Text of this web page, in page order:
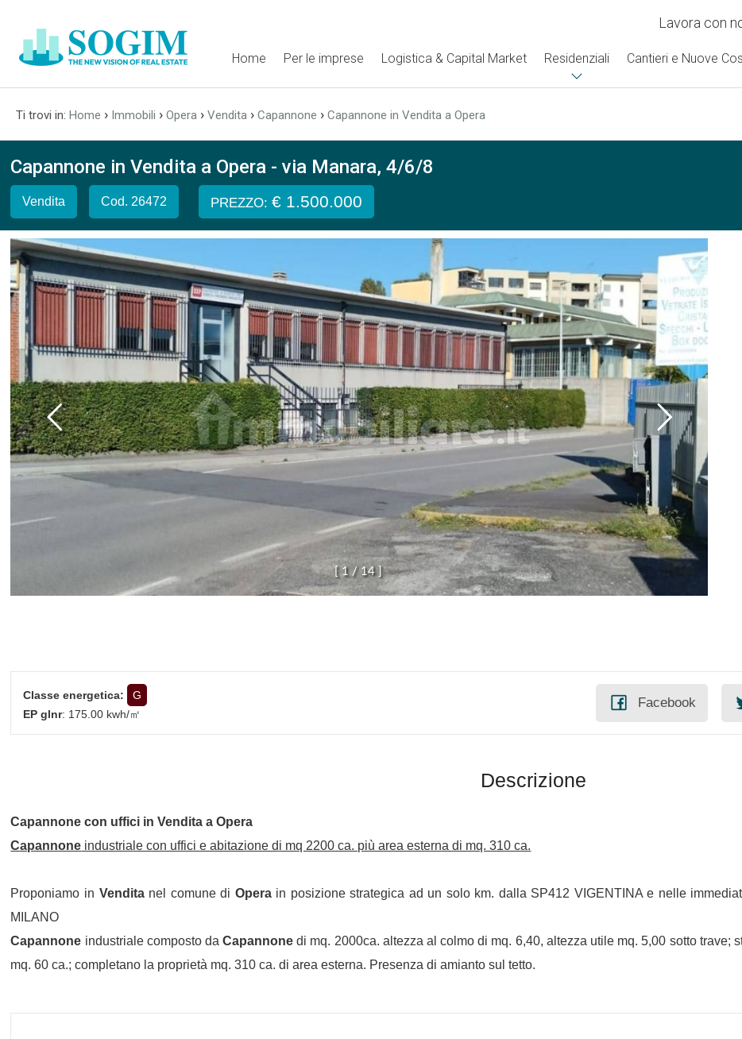
Lavora con
Home Per le imprese Logistica & Capital Market Residenziali Cantieri e Nuove
Ti trovi in: Home › Immobili › Opera › Vendita › Capannone › Capannone in Vendita a Opera
Capannone in Vendita a Opera - via Manara, 4/6/8
Vendita Cod. 26472 PREZZO:€ 1.500.000
[ 1 / 14
Classe energetica:
G
EP glnr: 175.00 kwh/㎡
Facebook
Descrizione
Capannone con uffici inVendita aOpera
Capannone industriale con uffici e abitazione di mq 2200 ca. più area esterna di mq. 310 ca.
Proponiamo in Venditanel comune di Operain posizione strategica ad un solo km. dalla SP412 VIGENTINA e nelle
MILANO
Capannone industriale composto daCapannone di mq. 2000ca. altezza al colmo di mq. 6,40, altezza utile mq. 5,00 sotto trave;
mq. 60 ca.; completano la proprietà mq. 310 ca. di area esterna. Presenza di amianto sul tetto.